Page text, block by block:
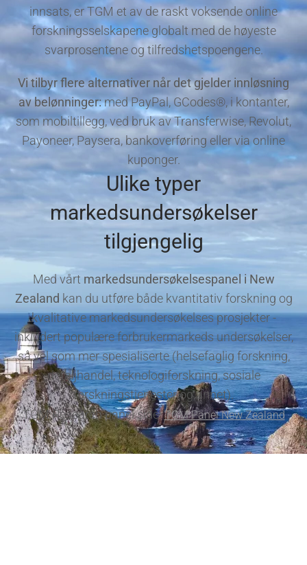
innsats, er TGM et av de raskt voksende online
forskningsselskapene globalt med de høyeste
svarprosentene og tilfredshetspoengene.
Vi tilbyr flere alternativer når det gjelder innløsning
av belønninger:med PayPal, GCodes®, i kontanter,
som mobiltillegg, ved bruk av Transferwise, Revolut,
Payoneer, Paysera, bankoverføring eller via online
kuponger.
Ulike typer
markedsundersøkelser
tilgjengelig
Med vårt markedsundersøkelsespanel i New
Zealand kan du utføre både kvantitativ forskning og
kvalitative markedsundersøkelses prosjekter -
inkludert populære forbrukermarkeds undersøkelser,
så vel som mer spesialiserte (helsefaglig forskning,
detaljhandel, teknologiforskning, sosiale
forskningstjenester og annet).
TGM Research panel side:TGM Panel New Zealand